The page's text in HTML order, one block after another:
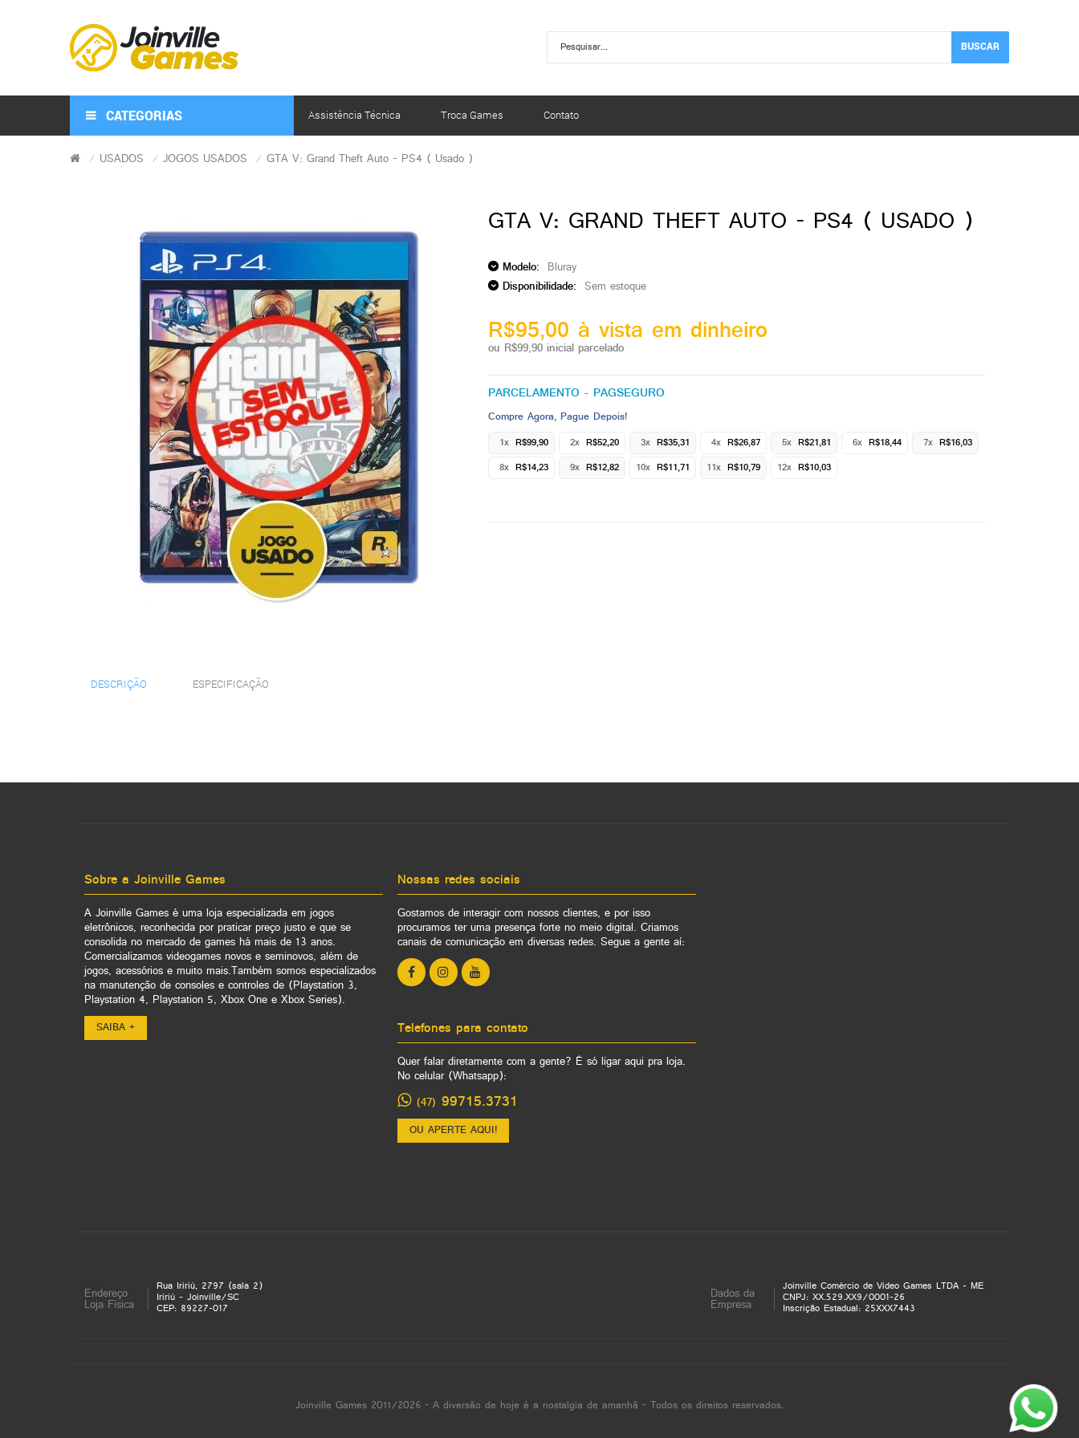
BUSCAR
CATEGORIAS Assistência Técnica Troca Games Contato
USADOS JOGOS USADOS GTA V: Grand Theft Auto - PS4 ( Usado )
GTA V: GRAND THEFT AUTO - PS4 ( USADO )
Modelo: Bluray
Disponibilidade: Sem estoque
R$95,00 à vista em dinheiro
ou R$99,90 inicial parcelado
PARCELAMENTO - PAGSEGURO
Compre Agora, Pague Depois!
1x R$99,90 2x R$52,20 3x R$35,31 4x R$26,87 5x R$21,81 6x R$18,44 7x R$16,03
8x R$14,23 9x R$12,82 10x R$11,71 11x R$10,79 12x R$10,03
DESCRIÇÃO ESPECIFICAÇÃO
Sobre a Joinville Games
A Joinville Games é uma loja especializada em jogos
eletrônicos, reconhecida por praticar preço justo e que se
consolida no mercado de games há mais de 13 anos.
Comercializamos videogames novos e seminovos, além de
jogos, acessórios e muito mais.Também somos especializados
na manutenção de consoles e controles de (Playstation 3,
Playstation 4, Playstation 5, Xbox One e Xbox Series).
SAIBA +
Nossas redes sociais
Gostamos de interagir com nossos clientes, e por isso
procuramos ter uma presença forte no meio digital. Criamos
canais de comunicação em diversas redes. Segue a gente aí:
Telefones para contato
Quer falar diretamente com a gente? É só ligar aqui pra loja.
No celular (Whatsapp):
(47) 99715.3731
OU APERTE AQUI!
Endereço
Loja Física
Rua Iririú, 2797 (sala 2)
Iririú - Joinville/SC
CEP: 89227-017
Dados da
Empresa
Joinville Comércio de Video Games LTDA - ME
CNPJ: XX.529.XX9/0001-26
Inscrição Estadual: 25XXX7443
Joinville Games 2011/2026 - A diversão de hoje é a nostalgia de amanhã - Todos os direitos reservados.